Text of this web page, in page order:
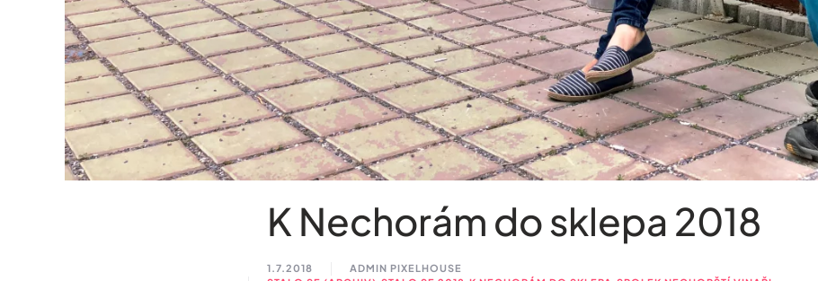
K Nechorám do sklepa 2018
1.7.2018
ADMIN PIXELHOUSE